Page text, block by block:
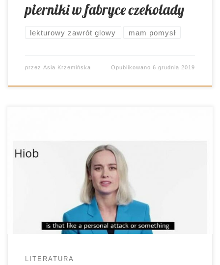
pierniki w fabryce czekolady
lekturowy zawrót glowy mam pomysł
przez Asia Krzemińska Opublikowano6 grudnia 2019
to spore uproszczenie, ale przyznajcie, że jest w
nim nieco prawdy. Dlaczego więc nie sięgnąć po
to medium podczas omawiania lektur?
Wykorzystanie memów w trakcie lekcji, to od
jakiegoś czasu dość częste zjawisko. Wielu
nauczycieli chętnie sięga […]
LITERATURA